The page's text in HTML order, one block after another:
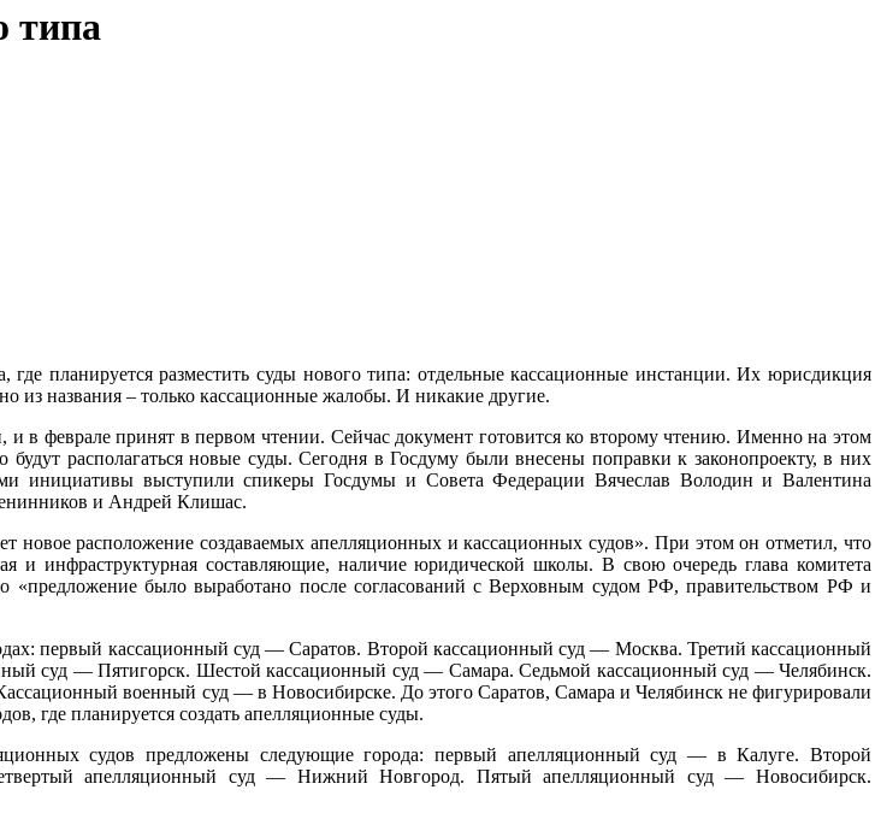
типа
где планируется разместить суды нового типа: отдельные кассационные инстанции. Их юрисдикция
из названия – только кассационные жалобы. И никакие другие.
в феврале принят в первом чтении. Сейчас документ готовится ко второму чтению. Именно на этом
располагаться новые суды. Сегодня в Госдуму были внесены поправки к законопроекту, в них
инициативы выступили спикеры Госдумы и Совета Федерации Вячеслав Володин и Валентина
и Андрей Клишас.
новое расположение создаваемых апелляционных и кассационных судов». При этом он отметил, что
и инфраструктурная составляющие, наличие юридической школы. В свою очередь глава комитета
«предложение было выработано после согласований с Верховным судом РФ, правительством РФ и
первый кассационный суд — Саратов. Второй кассационный суд — Москва. Третий кассационный
суд — Пятигорск. Шестой кассационный суд — Самара. Седьмой кассационный суд — Челябинск.
военный суд — в Новосибирске. До этого Саратов, Самара и Челябинск не фигурировали
где планируется создать апелляционные суды.
судов предложены следующие города: первый апелляционный суд — в Калуге. Второй
апелляционный суд — Нижний Новгород. Пятый апелляционный суд — Новосибирск.